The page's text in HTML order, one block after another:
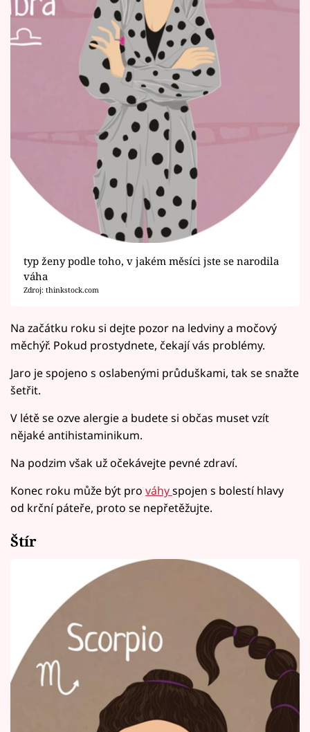
typ ženy podle toho, v jakém měsíci jste se narodila
váha
Zdroj: thinkstock.com
Na začátku roku si dejte pozor na ledviny a močový
měchýř. Pokud prostydnete, čekají vás problémy.
Jaro je spojeno s oslabenými průduškami, tak se snažte
šetřit.
V létě se ozve alergie a budete si občas muset vzít
nějaké antihistaminikum.
Na podzim však už očekávejte pevné zdraví.
Konec roku může být pro váhyspojen s bolestí hlavy
od krční páteře, proto se nepřetěžujte.
Štír